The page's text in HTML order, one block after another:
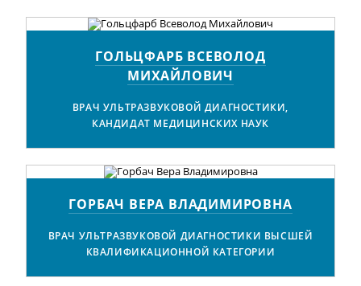
ГОЛЬЦФАРБ ВСЕВОЛОД
МИХАЙЛОВИЧ
ВРАЧ УЛЬТРАЗВУКОВОЙ ДИАГНОСТИКИ,
КАНДИДАТ МЕДИЦИНСКИХ НАУК
ГОРБАЧ ВЕРА ВЛАДИМИРОВНА
ВРАЧ УЛЬТРАЗВУКОВОЙ ДИАГНОСТИКИ ВЫСШЕЙ
КВАЛИФИКАЦИОННОЙ КАТЕГОРИИ